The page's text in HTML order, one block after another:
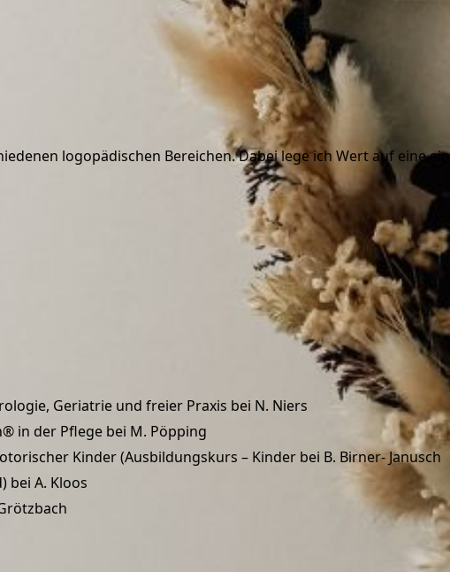
logopädischen Bereichen. Dabei lege ich Wert auf eine
Geriatrie und freier Praxis bei N. Niers
in der Pflege bei M. Pöpping
Kinder (Ausbildungskurs – Kinder bei B. Birner- Janusch
bei A. Kloos